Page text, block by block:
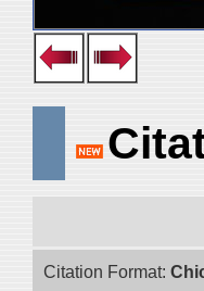
Citation Format: